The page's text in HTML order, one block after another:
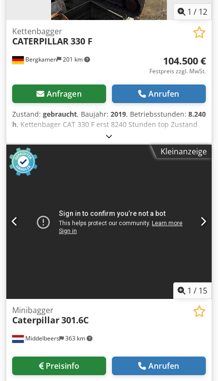
1 / 12
Bergkamen 201 km
Kettenbagger
CATERPILLAR 330 F
104.500 €
Festpreis zzgl. MwSt.
Anfragen Anrufen
Zustand: gebraucht, Baujahr: 2019, Betriebsstunden: 8.240
h, Kettenbager CAT 330 F erst 8240 Stunden top Zustand
Motor Cat C7.1 Leistung ca. 195 kW / 261 PS
Betriebsgewicht ca. 30.900 kg Fahrgeschwindigkeit ca. 5,3
km/h Grabtiefe bis zu 7,24 m Reichweite ca. 10,8 m Dkjdpfx
Ajzrrnnsa Eor Schaufelinhalt ca. 1,7 m Transportllnge ca.
10,4 m Transporthöhe ca. 3,4 m Breite (mit 800 mm Ketten)
Kleinanzeige
1 / 15
Middelbeers 363 km
Minibagger
Caterpillar301.6C
Preisinfo Anrufen